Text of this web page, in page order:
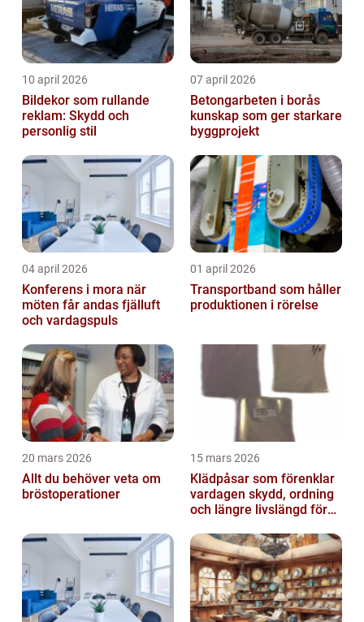
10 april 2026
Bildekor som rullande
reklam: Skydd och
personlig stil
07 april 2026
Betongarbeten i borås
kunskap som ger starkare
byggprojekt
04 april 2026
Konferens i mora när
möten får andas fjälluft
och vardagspuls
01 april 2026
Transportband som håller
produktionen i rörelse
20 mars 2026
Allt du behöver veta om
bröstoperationer
15 mars 2026
Klädpåsar som förenklar
vardagen skydd, ordning
och längre livslängd för